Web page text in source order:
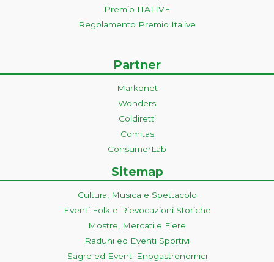
Premio ITALIVE
Regolamento Premio Italive
Partner
Markonet
Wonders
Coldiretti
Comitas
ConsumerLab
Sitemap
Cultura, Musica e Spettacolo
Eventi Folk e Rievocazioni Storiche
Mostre, Mercati e Fiere
Raduni ed Eventi Sportivi
Sagre ed Eventi Enogastronomici